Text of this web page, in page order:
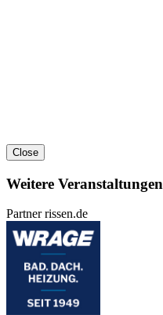
Close
Weitere Veranstaltungen
Partner rissen.de